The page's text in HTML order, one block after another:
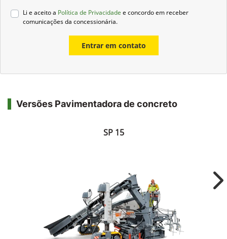
Li e aceito a Política de Privacidade e concordo em receber
comunicações da concessionária.
Entrar em contato
Versões Pavimentadora de concreto
SP 15